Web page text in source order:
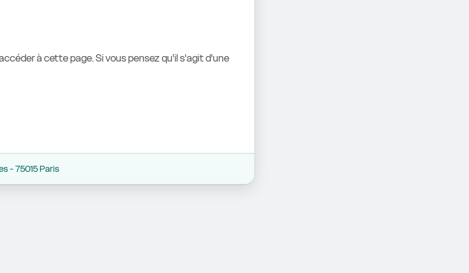
à cette page. Si vous pensez qu'il s'agit d'une
- 75015 Paris